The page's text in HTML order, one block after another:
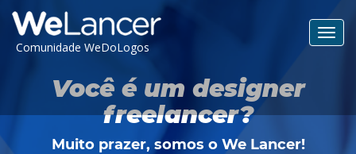
Comunidade WeDoLogos
Você é um designer
freelancer?
Muito prazer, somos o We Lancer!